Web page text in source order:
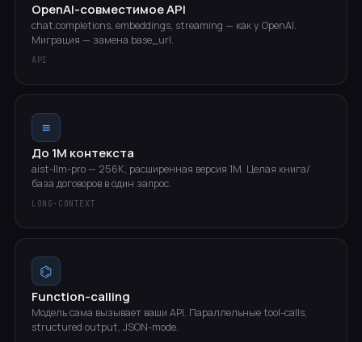
OpenAI-совместимое API
chat.completions, embeddings, streaming — как у OpenAI.
Миграция — замена base_url.
API
≡
До 1M контекста
aist-llm-pro — 256K, расширенная версия 1M. Целая книга/
база договоров в один запрос.
LONG-CONTEXT
⌬
Function-calling
Модель сама вызывает ваши API. Параллельные tool-calls,
structured output, JSON-mode.